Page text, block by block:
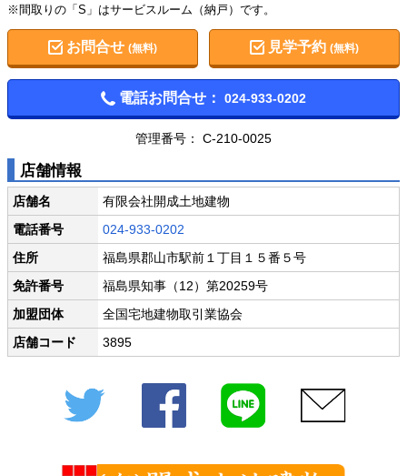
※間取りの「S」はサービスルーム（納戸）です。
お問合せ (無料) 見学予約(無料)
電話お問合せ： 024-933-0202
管理番号： C-210-0025
店舗情報
店舗名
有限会社開成土地建物
電話番号
024-933-0202
住所
福島県郡山市駅前１丁目１５番５号
免許番号
福島県知事（12）第20259号
加盟団体
全国宅地建物取引業協会
店舗コード
3895
Twitter Facebook